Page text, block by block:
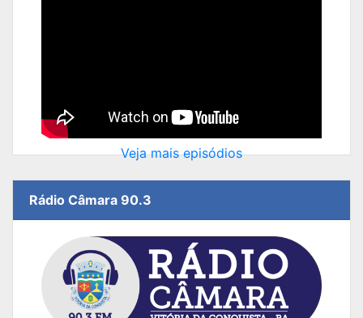
Veja mais episódios
Rádio Câmara 90.3